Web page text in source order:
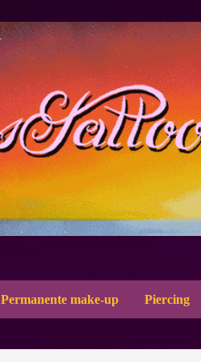
Permanente make-up Piercing